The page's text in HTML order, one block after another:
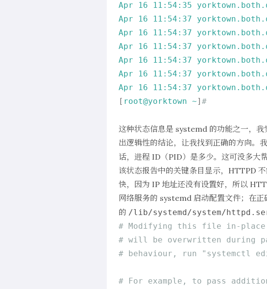
Apr 16 11 :54:35
Apr
16 11 :54:37
Apr
16 11 :54:37
Apr
16 11 :54:37
Apr
16 11 :54:37
Apr
16 11 :54:37
Apr
16 11 :54:37
[ root@yorktown ~] #
这种状态信息是 systemd 的功能之一，
出逻辑性的结论，让我找到正确的方向。
话，进程 ID（PID）是多少。这可没多大帮
该状态报告中的关键条目显示，HTTPD
快，因为 IP 地址还没有设置好，所以
网络服务的 systemd 启动配置文件；在正
的 /lib/systemd/system/
# Modifying this file in-place is
# will be overwritten during
# behaviour, run "systemctl
# For example, to pass